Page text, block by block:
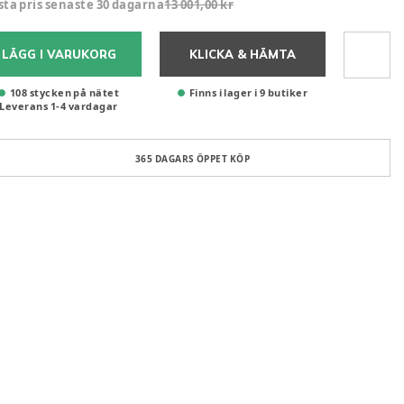
pris senaste 30 dagarna13 001,00 kr
LÄGG I VARUKORG
108 stycken på nätet
Leverans 1-4 vardagar
KLICKA & HÄMTA
Finns i lager i 9 butiker
365 DAGARS ÖPPET KÖP